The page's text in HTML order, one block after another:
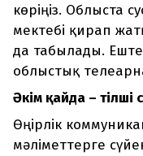
көріңіз. Облыста
мектебі қирап
да табылады.
облыстық
Әкім қайда – тілші
Өңірлік
мәліметтерге